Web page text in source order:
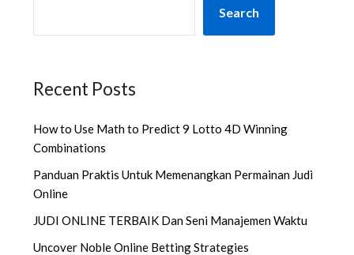
Search
Recent Posts
How to Use Math to Predict 9 Lotto 4D Winning
Combinations
Panduan Praktis Untuk Memenangkan Permainan Judi
Online
JUDI ONLINE TERBAIK Dan Seni Manajemen Waktu
Uncover Noble Online Betting Strategies